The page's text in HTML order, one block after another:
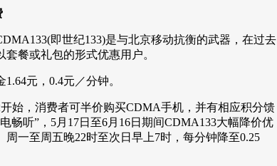
即世纪133)是与北京移动抗衡的武器，在过去
餐或礼包的形式优惠用户。
元，0.4元／分钟。
，消费者可半价购买CDMA手机，并有相应积分馈
畅听”，5月17日至6月16日期间CDMA133大幅降价优
周一至周五晚22时至次日早上7时，每分钟降至0.25